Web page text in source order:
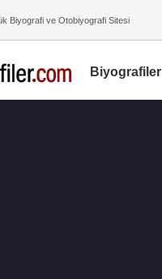
Biyografi ve Otobiyografi Sitesi
Biyografiler